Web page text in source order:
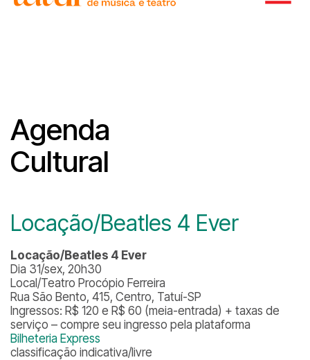
Agenda
Cultural
Locação/Beatles 4 Ever
Locação/Beatles 4 Ever
Dia 31/sex, 20h30
Local/Teatro Procópio Ferreira
Rua São Bento, 415, Centro, Tatuí-SP
Ingressos: R$ 120 e R$ 60 (meia-entrada) + taxas de
serviço – compre seu ingresso pela plataforma
Bilheteria Express
classificação indicativa/livre